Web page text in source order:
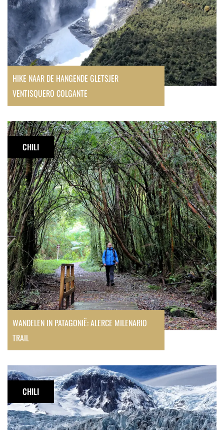
HIKE NAAR DE HANGENDE GLETSJER
VENTISQUERO COLGANTE
Wandelen
Patagonië:
Alerce
Milenario
trail
CHILI
WANDELEN IN PATAGONIË: ALERCE MILENARIO
TRAIL
Hike
de
Glaciar
CHILI